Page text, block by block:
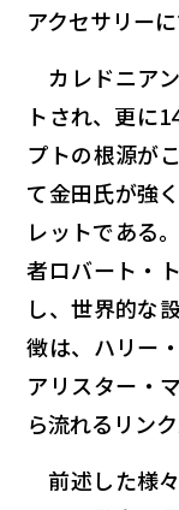
アクセサリーに
カレドニア
トされ、更に
プトの根源が
て金田氏が強
レットである
者ロバート・
し、世界的な
徴は、ハリー
アリスター・
ら流れるリン
前述した様